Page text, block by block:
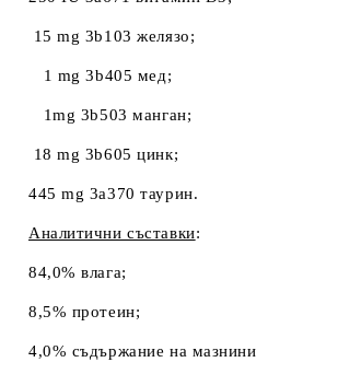
15 mg 3b103 желязо;
1 mg 3b405 мед;
1mg 3b503 манган;
18 mg 3b605 цинк;
445 mg 3a370 таурин.
Аналитични съставки:
84,0% влага;
8,5% протеин;
4,0% съдържание на мазнини